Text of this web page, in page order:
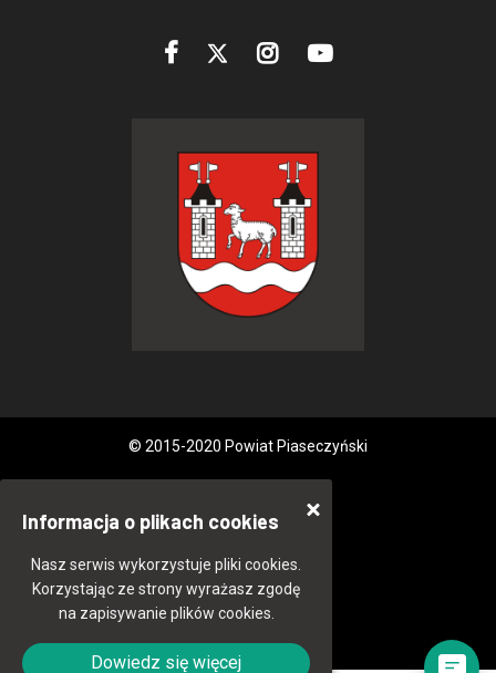
© 2015-2020 Powiat Piaseczyński
Informacja o plikach cookies
Nasz serwis wykorzystuje pliki cookies.
Korzystając ze strony wyrażasz zgodę
na zapisywanie plików cookies.
Dowiedz się więcej